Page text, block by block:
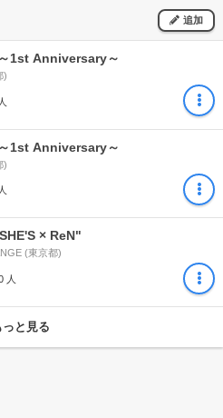
追加
1st Anniversary～
)
人
1st Anniversary～
)
人
× ReN"
(東京都)
人
っと見る